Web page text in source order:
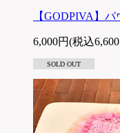
【GODPIVA】
6,000円(税込
SOLD OUT